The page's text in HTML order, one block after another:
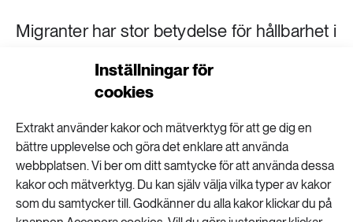
Inställningar för
cookies
Extrakt använder kakor och mätverktyg för att ge dig en
bättre upplevelse och göra det enklare att använda
webbplatsen. Vi ber om ditt samtycke för att använda dessa
kakor och mätverktyg. Du kan själv välja vilka typer av kakor
som du samtycker till. Godkänner du alla kakor klickar du på
Migranter har stor betydelse för hållbarhet i
integrationsprojekt i naturmiljöer och
meningsfulla aktiviteter, att många av
deltagarna utvidgar sina nätverk och går
vidare till jobb eller utbildningar.